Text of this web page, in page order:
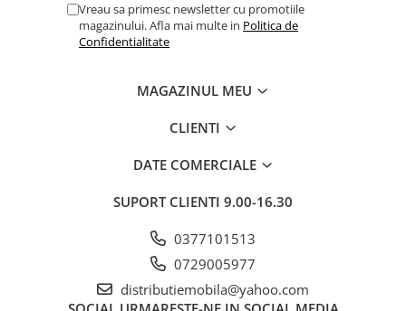
Vreau sa primesc newsletter cu promotiile
magazinului. Afla mai multe in Politica de
Confidentialitate
MAGAZINUL MEU
CLIENTI
DATE COMERCIALE
SUPORT CLIENTI 9.00-16.30
0377101513
0729005977
distributiemobila@yahoo.com